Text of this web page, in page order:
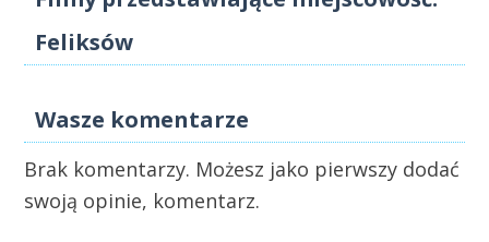
Feliksów
Wasze komentarze
Brak komentarzy. Możesz jako pierwszy dodać
swoją opinie, komentarz.